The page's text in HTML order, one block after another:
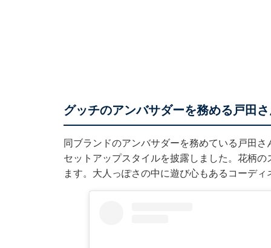
グッチのアンバサダーを務める戸田
同ブランドのアンバサダーを務めている戸田
セットアップスタイルを披露しました。花柄
ます。大人っぽさの中に遊び心もあるコーデ